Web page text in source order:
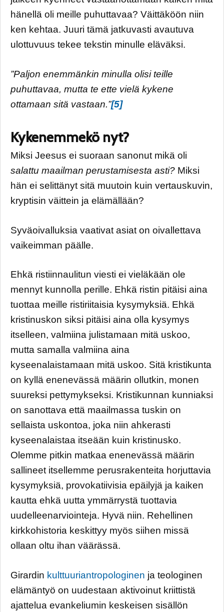
hänellä oli meille puhuttavaa? Väittäköön niin
ken kehtaa. Juuri tämä jatkuvasti avautuva
ulottuvuus tekee tekstin minulle eläväksi.
”Paljon enemmänkin minulla olisi teille
puhuttavaa, mutta te ette vielä kykene
ottamaan sitä vastaan.”[5]
Kykenemmekö nyt?
Miksi Jeesus ei suoraan sanonut mikä oli
salattu maailman perustamisesta asti? Miksi
hän ei selittänyt sitä muutoin kuin vertauskuvin,
kryptisin väittein ja elämällään?
Syväoivalluksia vaativat asiat on oivallettava
vaikeimman päälle.
Ehkä ristiinnaulitun viesti ei vieläkään ole
mennyt kunnolla perille. Ehkä ristin pitäisi aina
tuottaa meille ristiriitaisia kysymyksiä. Ehkä
kristinuskon siksi pitäisi aina olla kysymys
itselleen, valmiina julistamaan mitä uskoo,
mutta samalla valmiina aina
kyseenalaistamaan mitä uskoo. Sitä kristikunta
on kyllä enenevässä määrin ollutkin, monen
suureksi pettymykseksi. Kristikunnan kunniaksi
on sanottava että maailmassa tuskin on
sellaista uskontoa, joka niin ahkerasti
kyseenalaistaa itseään kuin kristinusko.
Olemme pitkin matkaa enenevässä määrin
sallineet itsellemme perusrakenteita horjuttavia
kysymyksiä, provokatiivisia epäilyjä ja kaiken
kautta ehkä uutta ymmärrystä tuottavia
uudelleenarviointeja. Hyvä niin. Rehellinen
kirkkohistoria keskittyy myös siihen missä
ollaan oltu ihan väärässä.
Girardin kulttuuriantropologinen ja teologinen
elämäntyö on uudestaan aktivoinut kriittistä
ajattelua evankeliumin keskeisen sisällön